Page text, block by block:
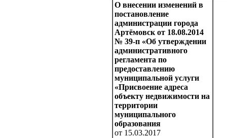
О внесении изменений в
постановление
администрации города
Артёмовск от 18.08.2014
№ 39-п «Об утверждении
административного
регламента по
предоставлению
муниципальной услуги
«Присвоение адреса
объекту недвижимости на
территории
муниципального
образования
от 15.03.2017